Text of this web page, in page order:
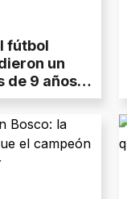
fútbol
un
de 9 años
padres